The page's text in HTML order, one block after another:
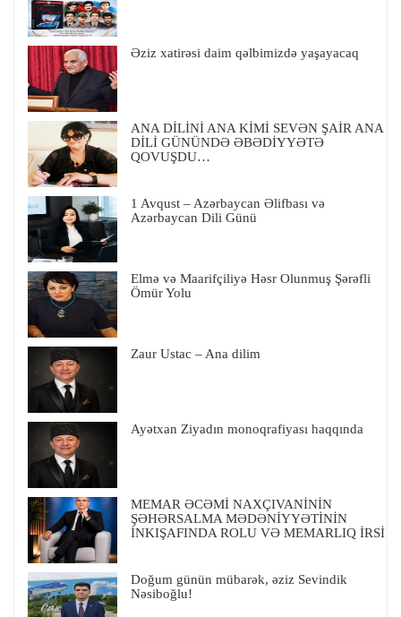
Əziz xatirəsi daim qəlbimizdə yaşayacaq
ANA DİLİNİ ANA KİMİ SEVƏN ŞAİR ANA
DİLİ GÜNÜNDƏ ƏBƏDİYYƏTƏ
QOVUŞDU…
1 Avqust – Azərbaycan Əlifbası və
Azərbaycan Dili Günü
Elmə və Maarifçiliyə Həsr Olunmuş Şərəfli
Ömür Yolu
Zaur Ustac – Ana dilim
Ayətxan Ziyadın monoqrafiyası haqqında
MEMAR ƏCƏMİ NAXÇIVANİNİN
ŞƏHƏRSALMA MƏDƏNİYYƏTİNİN
İNKIŞAFINDA ROLU VƏ MEMARLIQ İRSİ
Doğum günün mübarək, əziz Sevindik
Nəsiboğlu!